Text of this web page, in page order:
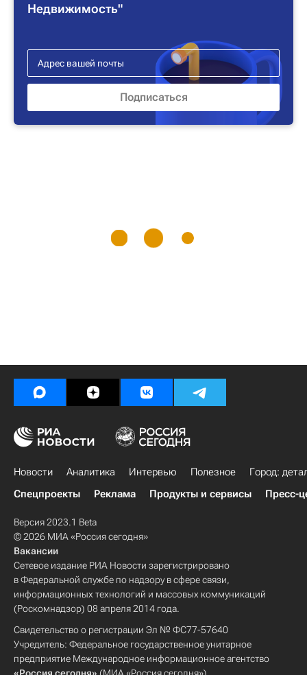
Недвижимость"
Новости Аналитика Интервью Полезное
Город:
Спецпроекты
Реклама Продукты и сервисы Пресс-
Версия 2023.1 Beta
© 2026 МИА «Россия сегодня»
Вакансии
Сетевое издание РИА Новости зарегистрировано
в Федеральной службе по надзору в сфере связи,
информационных технологий и массовых коммуникаций
(Роскомнадзор) 08 апреля 2014 года.
Свидетельство о регистрации Эл № ФС77-57640
Учредитель: Федеральное государственное унитарное
предприятие Международное информационное агентство